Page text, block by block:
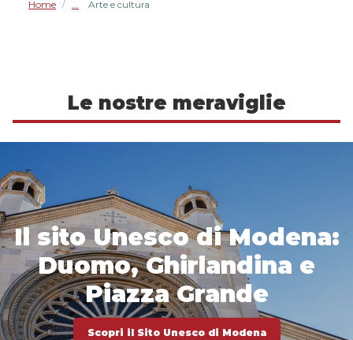
Home / Arte e cultura
Le nostre meraviglie
Il sito Unesco di Modena:
Duomo, Ghirlandina e
Piazza Grande
Scopri il Sito Unesco di Modena